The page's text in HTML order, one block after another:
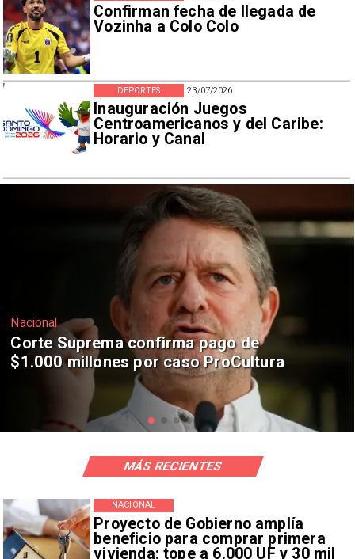
Confirman fecha de llegada de
Vozinha a Colo Colo
23/07/2026
Inauguración Juegos
Centroamericanos y del Caribe:
Horario y Canal
DEPORTES
Nacional
Codelco suspende construcción de
Andes Norte en El Teniente por
riesgos sísmicos
Proyecto de Gobierno amplía
beneficio para comprar primera
vivienda: tope a 6.000 UF y 30 mil
NACIONAL
MÁS RECIENTES